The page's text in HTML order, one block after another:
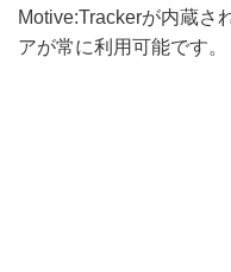
Motive:Trackerが内蔵さ
アが常に利用可能です。